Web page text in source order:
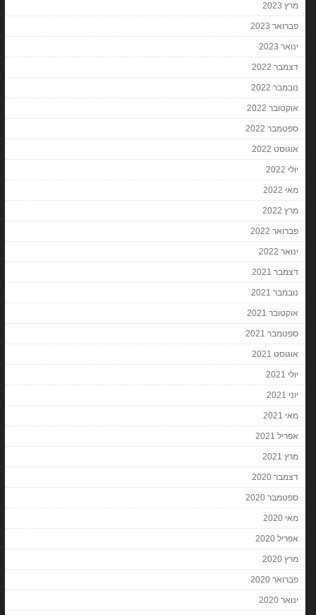
מרץ 2023
פברואר 2023
ינואר 2023
דצמבר 2022
נובמבר 2022
אוקטובר 2022
ספטמבר 2022
אוגוסט 2022
יולי 2022
מאי 2022
מרץ 2022
פברואר 2022
ינואר 2022
דצמבר 2021
נובמבר 2021
אוקטובר 2021
ספטמבר 2021
אוגוסט 2021
יולי 2021
יוני 2021
מאי 2021
אפריל 2021
מרץ 2021
דצמבר 2020
ספטמבר 2020
מאי 2020
אפריל 2020
מרץ 2020
פברואר 2020
ינואר 2020